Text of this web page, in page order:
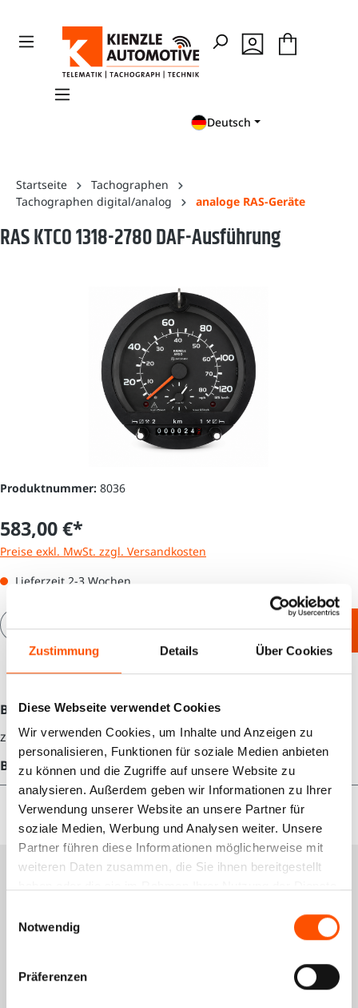
Zustimmung Details Über Cookies
Diese Webseite verwendet Cookies
Wir verwenden Cookies, um Inhalte und Anzeigen zu
personalisieren, Funktionen für soziale Medien anbieten
zu können und die Zugriffe auf unsere Website zu
analysieren. Außerdem geben wir Informationen zu Ihrer
Verwendung unserer Website an unsere Partner für
soziale Medien, Werbung und Analysen weiter. Unsere
Partner führen diese Informationen möglicherweise mit
weiteren Daten zusammen, die Sie ihnen bereitgestellt
Notwendig
Präferenzen
Deutsch
Startseite
Tachographen
Tachographen digital/analog
analoge RAS-Geräte
RAS KTCO 1318-2780 DAF-Ausführung
Produktnummer: 8036
583,00 €*
Preise exkl. MwSt. zzgl. Versandkosten
Lieferzeit 2-3 Wochen
Produkt Anzahl: Gib den gewünschten
In den Warenkorb
Beschreibung
zzgl. 300 € Pfand für die Vorablieferung.
Bewertungen
Services
Rückgabe